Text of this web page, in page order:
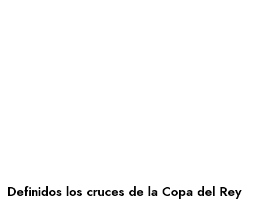
Definidos los cruces de la Copa del Rey